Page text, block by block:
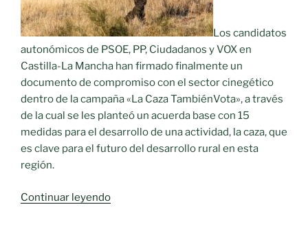
Los candidatos
autonómicos de PSOE, PP, Ciudadanos y VOX en
Castilla-La Mancha han firmado finalmente un
documento de compromiso con el sector cinegético
dentro de la campaña «La Caza TambiénVota», a través
de la cual se les planteó un acuerda base con 15
medidas para el desarrollo de una actividad, la caza, que
es clave para el futuro del desarrollo rural en esta
región.
Continuar leyendo««La